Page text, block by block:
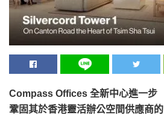
Compass Offices 全新中心進一步
鞏固其於香港靈活辦公空間供應商的